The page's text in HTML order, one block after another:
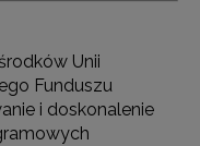
Unii
Funduszu
i doskonalenie